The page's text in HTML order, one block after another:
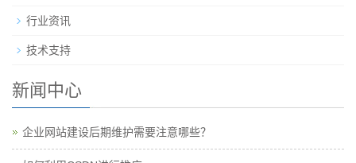
行业资讯
技术支持
新闻中心
企业网站建设后期维护需要注意哪些？